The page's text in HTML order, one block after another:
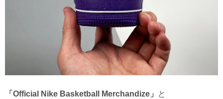
「Official Nike Basketball Merchandize」 と